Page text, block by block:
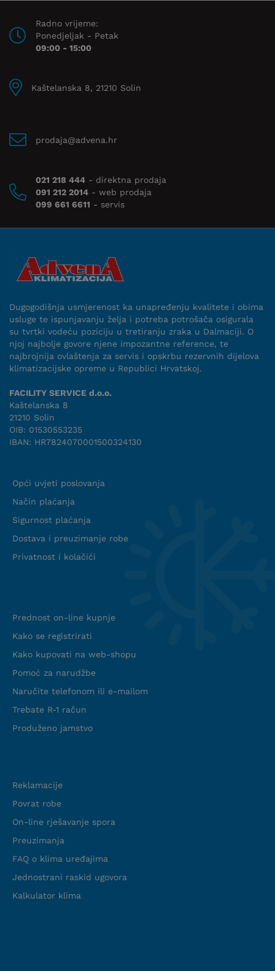
Radno vrijeme:
Ponedjeljak - Petak
09:00 - 15:00
Kaštelanska 8, 21210 Solin
prodaja@advena.hr
021 218 444 - direktna prodaja
091 212 2014 - web prodaja
099 661 6611 - servis
Dugogodišnja usmjerenost ka unapređenju kvalitete i obima
usluge te ispunjavanju želja i potreba potrošača osigurala
su tvrtki vodeću poziciju u tretiranju zraka u Dalmaciji. O
njoj najbolje govore njene impozantne reference, te
najbrojnija ovlaštenja za servis i opskrbu rezervnih dijelova
klimatizacijske opreme u Republici Hrvatskoj.
FACILITY SERVICE d.o.o.
Kaštelanska 8
21210 Solin
OIB: 01530553235
IBAN: HR7824070001500324130
Opći uvjeti poslovanja
Način plaćanja
Sigurnost plaćanja
Dostava i preuzimanje robe
Privatnost i kolačići
Prednost on-line kupnje
Kako se registrirati
Kako kupovati na web-shopu
Pomoć za narudžbe
Naručite telefonom ili e-mailom
Trebate R-1 račun
Produženo jamstvo
Reklamacije
Povrat robe
On-line rješavanje spora
Preuzimanja
FAQ o klima uređajima
Jednostrani raskid ugovora
Kalkulator klima